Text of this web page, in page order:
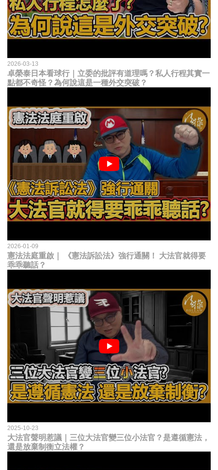
2026-03-13
卓榮泰日本看球行｜立委的批評有道理嗎？私人行程其實一
點都不奇怪？為何說這是一種外交突破？
2026-01-09
憲法法庭重啟｜ 《憲法訴訟法》強行通關！ 大法官就得要
乖乖聽話？
2025-10-23
大法官聲明惹議｜三位大法官變三位小法官？是遵循憲法，
還是放棄制衡立法權？